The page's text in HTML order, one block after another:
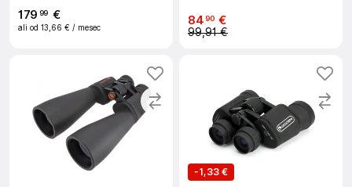
179 99 €
ali od 13,66 € / mesec 8490 €
99,91 €
-1,33 €